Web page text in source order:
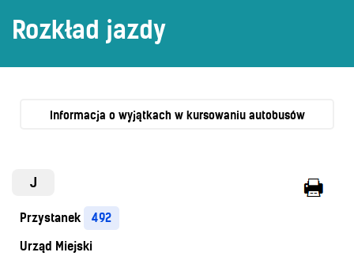
Zaplanuj podróż – wyszukiwarka połączeń
Mapa przystanków i połączeń
Schemat linii nocnych
Bilety
Honorowanie biletów ZK„KM”
Rozkład jazdy
Informacja o wyjątkach w kursowaniu autobusów
J
Przystanek 492
Urząd Miejski